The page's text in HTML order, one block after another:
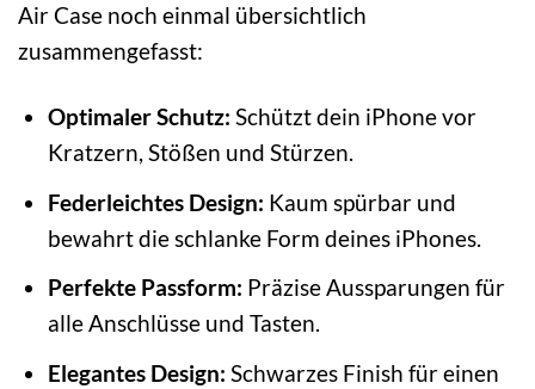
Air Case noch einmal übersichtlich
zusammengefasst:
Optimaler Schutz: Schützt dein iPhone vor
Kratzern, Stößen und Stürzen.
Federleichtes Design: Kaum spürbar und
bewahrt die schlanke Form deines iPhones.
Perfekte Passform: Präzise Aussparungen für
alle Anschlüsse und Tasten.
Elegantes Design: Schwarzes Finish für einen